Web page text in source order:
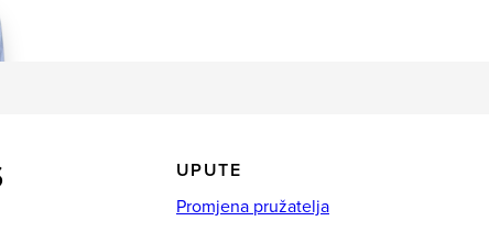
UPUTE
Promjena pružatelja